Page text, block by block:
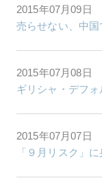
2015年07月09日
売らせない、中
2015年07月08日
ギリシャ・デフ
2015年07月07日
「９月リスク」